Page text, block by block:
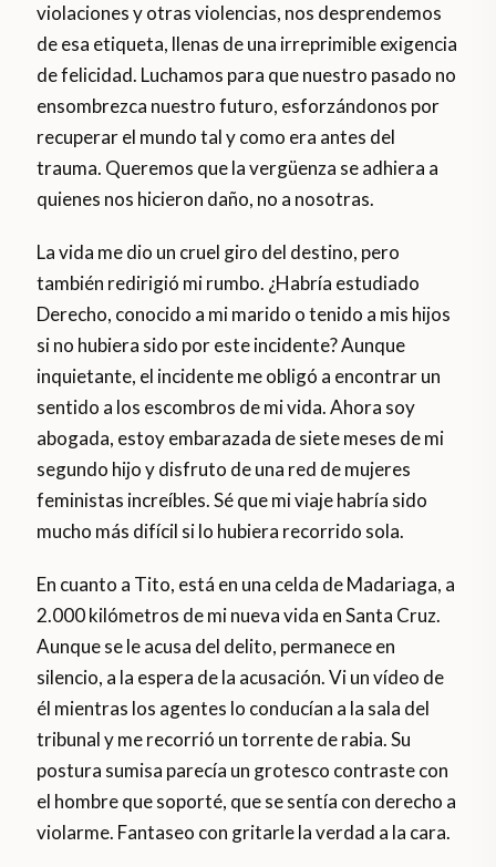
violaciones y otras violencias, nos desprendemos
de esa etiqueta, llenas de una irreprimible exigencia
de felicidad. Luchamos para que nuestro pasado no
ensombrezca nuestro futuro, esforzándonos por
recuperar el mundo tal y como era antes del
trauma. Queremos que la vergüenza se adhiera a
quienes nos hicieron daño, no a nosotras.
La vida me dio un cruel giro del destino, pero
también redirigió mi rumbo. ¿Habría estudiado
Derecho, conocido a mi marido o tenido a mis hijos
si no hubiera sido por este incidente? Aunque
inquietante, el incidente me obligó a encontrar un
sentido a los escombros de mi vida. Ahora soy
abogada, estoy embarazada de siete meses de mi
segundo hijo y disfruto de una red de mujeres
feministas increíbles. Sé que mi viaje habría sido
mucho más difícil si lo hubiera recorrido sola.
En cuanto a Tito, está en una celda de Madariaga, a
2.000 kilómetros de mi nueva vida en Santa Cruz.
Aunque se le acusa del delito, permanece en
silencio, a la espera de la acusación. Vi un vídeo de
él mientras los agentes lo conducían a la sala del
tribunal y me recorrió un torrente de rabia. Su
postura sumisa parecía un grotesco contraste con
el hombre que soporté, que se sentía con derecho a
violarme. Fantaseo con gritarle la verdad a la cara.